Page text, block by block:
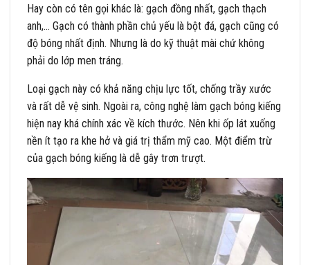
Hay còn có tên gọi khác là: gạch đồng nhất, gạch thạch
anh,… Gạch có thành phần chủ yếu là bột đá, gạch cũng có
độ bóng nhất định. Nhưng là do kỹ thuật mài chứ không
phải do lớp men tráng.
Loại gạch này có khả năng chịu lực tốt, chống trầy xước
và rất dễ vệ sinh. Ngoài ra, công nghệ làm gạch bóng kiếng
hiện nay khá chính xác về kích thước. Nên khi ốp lát xuống
nền ít tạo ra khe hở và giá trị thẩm mỹ cao. Một điểm trừ
của gạch bóng kiếng là dễ gây trơn trượt.